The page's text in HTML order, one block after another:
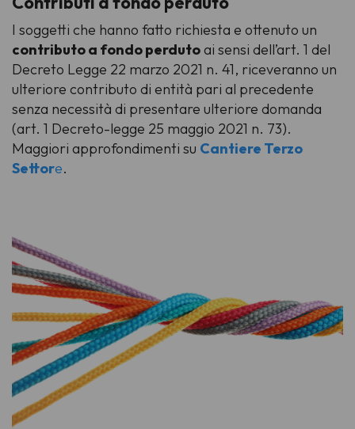
I soggetti che hanno fatto richiesta e ottenuto un
contributo a fondo perdutoai sensi dell’art. 1 del
Decreto Legge 22 marzo 2021 n. 41, riceveranno un
ulteriore contributo di entità pari al precedente
senza necessità di presentare ulteriore domanda
(art. 1 Decreto-legge 25 maggio 2021 n. 73).
Maggiori approfondimenti su Cantiere Terzo
Settore.